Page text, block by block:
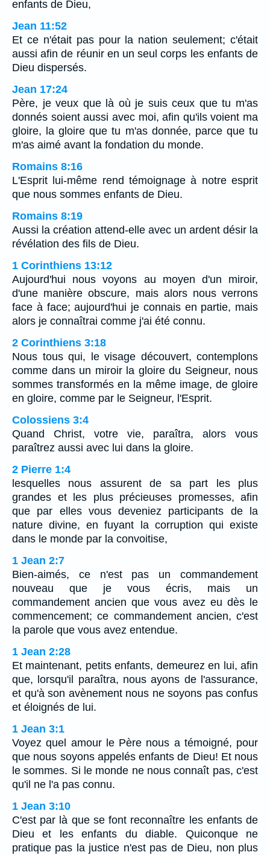
enfants de Dieu,
Jean 11:52
Et ce n'était pas pour la nation seulement; c'était
aussi afin de réunir en un seul corps les enfants de
Dieu dispersés.
Jean 17:24
Père, je veux que là où je suis ceux que tu m'as
donnés soient aussi avec moi, afin qu'ils voient ma
gloire, la gloire que tu m'as donnée, parce que tu
m'as aimé avant la fondation du monde.
Romains 8:16
L'Esprit lui-même rend témoignage à notre esprit
que nous sommes enfants de Dieu.
Romains 8:19
Aussi la création attend-elle avec un ardent désir la
révélation des fils de Dieu.
1 Corinthiens 13:12
Aujourd'hui nous voyons au moyen d'un miroir,
d'une manière obscure, mais alors nous verrons
face à face; aujourd'hui je connais en partie, mais
alors je connaîtrai comme j'ai été connu.
2 Corinthiens 3:18
Nous tous qui, le visage découvert, contemplons
comme dans un miroir la gloire du Seigneur, nous
sommes transformés en la même image, de gloire
en gloire, comme par le Seigneur, l'Esprit.
Colossiens 3:4
Quand Christ, votre vie, paraîtra, alors vous
paraîtrez aussi avec lui dans la gloire.
2 Pierre 1:4
lesquelles nous assurent de sa part les plus
grandes et les plus précieuses promesses, afin
que par elles vous deveniez participants de la
nature divine, en fuyant la corruption qui existe
dans le monde par la convoitise,
1 Jean 2:7
Bien-aimés, ce n'est pas un commandement
nouveau que je vous écris, mais un
commandement ancien que vous avez eu dès le
commencement; ce commandement ancien, c'est
la parole que vous avez entendue.
1 Jean 2:28
Et maintenant, petits enfants, demeurez en lui, afin
que, lorsqu'il paraîtra, nous ayons de l'assurance,
et qu'à son avènement nous ne soyons pas confus
et éloignés de lui.
1 Jean 3:1
Voyez quel amour le Père nous a témoigné, pour
que nous soyons appelés enfants de Dieu! Et nous
le sommes. Si le monde ne nous connaît pas, c'est
qu'il ne l'a pas connu.
1 Jean 3:10
C'est par là que se font reconnaître les enfants de
Dieu et les enfants du diable. Quiconque ne
pratique pas la justice n'est pas de Dieu, non plus